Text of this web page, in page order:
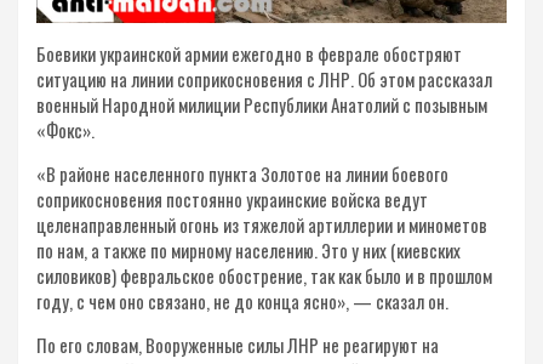
Боевики украинской армии ежегодно в феврале обостряют
ситуацию на линии соприкосновения с ЛНР. Об этом рассказал
военный Народной милиции Республики Анатолий с позывным
«Фокс».
«В районе населенного пункта Золотое на линии боевого
соприкосновения постоянно украинские войска ведут
целенаправленный огонь из тяжелой артиллерии и минометов
по нам, а также по мирному населению. Это у них (киевских
силовиков) февральское обострение, так как было и в прошлом
году, с чем оно связано, не до конца ясно», — сказал он.
По его словам, Вооруженные силы ЛНР не реагируют на